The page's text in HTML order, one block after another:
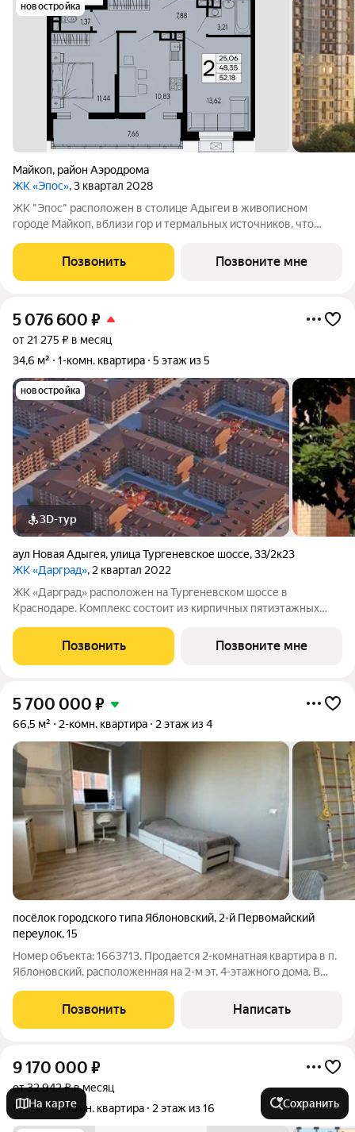
новостройка
Майкоп, район Аэродрома
ЖК «Эпос», 3 квартал 2028
ЖК "Эпос" расположен в столице Адыгеи в живописном
городе Майкоп, вблизи гор и термальных источников, что
туристов, так и для тех, кто ищет идеальное место для
постоянного проживания. 16667874
Позвонить Позвоните мне
5 076 600 ₽
от 21 275 ₽ в месяц
34,6 м²
1-комн. квартира 5 этаж из 5
новостройка
3D-тур
аул Новая Адыгея,улица Тургеневское шоссе,33/2к23
ЖК «Дарград», 2 квартал 2022
ЖК «Дарград» расположен на Тургеневском шоссе в
Краснодаре. Комплекс состоит из кирпичных пятиэтажных
В комплексе представлены квартиры от студий до
трёхкомнатных с предчистовой отделкой, также
Позвонить Позвоните мне
5 700 000 ₽
66,5 м² 2-комн. квартира 2 этаж из 4
посёлок городского типа Яблоновский, 2-й Первомайский
переулок,15
Номер объекта: 1663713. Пpoдaется 2-комнатнaя квартира в п.
Яблoновcкий, рacположеннaя на 2-м эт. 4-этaжнoгo дoмa. B
езды. Квaртиpa cвeтлaя, уютная с проcтоpнoй куxней,
индивидуальное
Позвонить Написать
9 170 000 ₽
от 32 942 ₽ в месяц
51,8 м²
2-комн. квартира 2 этаж из 16
На карте Сохранить